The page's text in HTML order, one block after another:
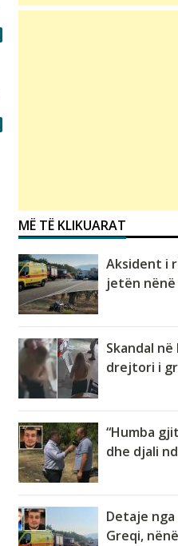
MË TË KLIKUARAT
Aksident i
jetën nënë
Skandal
drejtori i
“Humba
dhe djali
Detaje
Greqi,